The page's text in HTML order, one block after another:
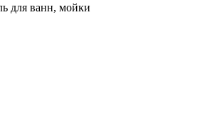
для ванн, мойки